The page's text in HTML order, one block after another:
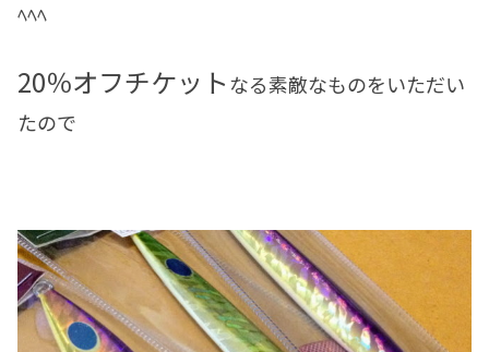
ﾍﾍﾍ
20％オフチケットなる素敵なものをいただい
たので